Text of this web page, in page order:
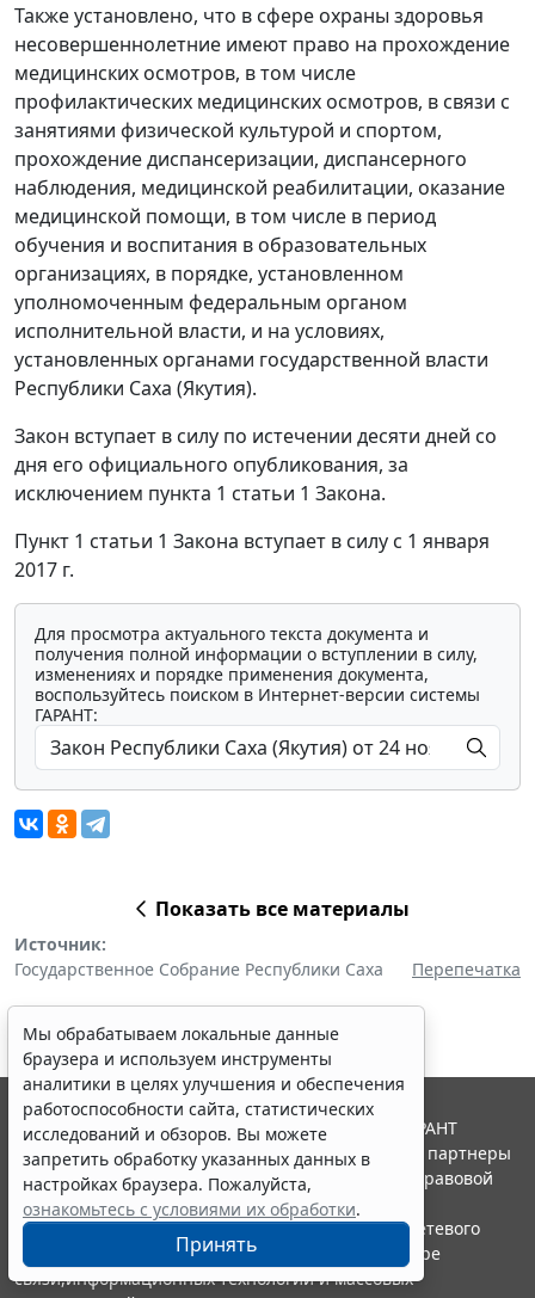
Также установлено, что в сфере охраны здоровья
несовершеннолетние имеют право на прохождение
медицинских осмотров, в том числе
профилактических медицинских осмотров, в связи с
занятиями физической культурой и спортом,
прохождение диспансеризации, диспансерного
наблюдения, медицинской реабилитации, оказание
медицинской помощи, в том числе в период
обучения и воспитания в образовательных
организациях, в порядке, установленном
уполномоченным федеральным органом
исполнительной власти, и на условиях,
установленных органами государственной власти
Республики Саха (Якутия).
Закон вступает в силу по истечении десяти дней со
дня его официального опубликования, за
исключением пункта 1 статьи 1 Закона.
Пункт 1 статьи 1 Закона вступает в силу с 1 января
2017 г.
Для просмотра актуального текста документа и
получения полной информации о вступлении в силу,
изменениях и порядке применения документа,
воспользуйтесь поиском в Интернет-версии системы
ГАРАНТ:
Показать все материалы
Источник:
Государственное Собрание Республики Саха
Перепечатка
Мы обрабатываем локальные данные
браузера и используем инструменты
аналитики в целях улучшения и обеспечения
работоспособности сайта, статистических
исследований и обзоров. Вы можете
запретить обработку указанных данных в
настройках браузера. Пожалуйста,
ознакомьтесь с условиями их обработки.
Принять
© ООО "НПП "ГАРАНТ-СЕРВИС", 2026. Система ГАРАНТ
выпускается с 1990 года. Компания "Гарант" и ее партнеры
являются участниками Российской ассоциации правовой
информации ГАРАНТ.
Портал ГАРАНТ.РУ зарегистрирован в качестве сетевого
издания Федеральной службой по надзору в сфере
связи,информационных технологий и массовых